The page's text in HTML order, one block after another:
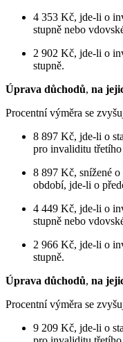
4 353 Kč, jde-li o
stupně nebo
2 902 Kč, jde-li o
stupně.
Úprava důchodů, na
Procentní výměra se
8 897 Kč, jde-li o
pro invaliditu třetího
8 897 Kč, snížené
období, jde-li o
4 449 Kč, jde-li o
stupně nebo
2 966 Kč, jde-li o
stupně.
Úprava důchodů, na
Procentní výměra se
9 209 Kč, jde-li o